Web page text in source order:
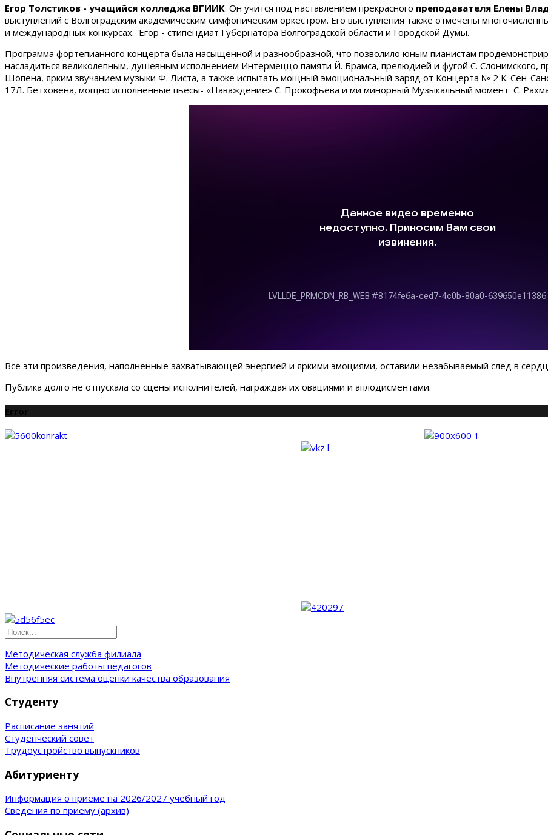
Егор Толстиков - учащийся колледжа ВГИИК. Он учится под наставлением прекрасного преподавателя Елены
выступлений с Волгоградским академическим симфоническим оркестром. Его выступления также отмечены
и международных конкурсах. Егор - стипендиат Губернатора Волгоградской области и Городской Думы.
Программа фортепианного концерта была насыщенной и разнообразной, что позволило юным пианистам
насладиться великолепным, душевным исполнением Интермеццо памяти Й. Брамса, прелюдией и фугой С. Слонимского,
Шопена, ярким звучанием музыки Ф. Листа, а также испытать мощный эмоциональный заряд от Концерта № 2 К. Сен-
17Л. Бетховена, мощно исполненные пьесы- «Наваждение» С. Прокофьева и ми минорный Музыкальный момент С.
Все эти произведения, наполненные захватывающей энергией и яркими эмоциями, оставили незабываемый след в
Публика долго не отпускала со сцены исполнителей, награждая их овациями и аплодисментами.
Error
Методическая служба филиала
Методические работы педагогов
Внутренняя система оценки качества образования
Студенту
Расписание занятий
Студенческий совет
Трудоустройство выпускников
Абитуриенту
Информация о приеме на 2026/2027 учебный год
Сведения по приему (архив)